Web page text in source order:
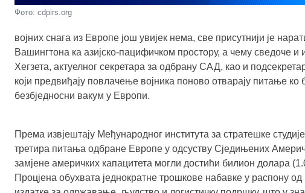
Фото: cdpirs.org
војних снага из Европе још увијек нема, све присутнији је
Вашингтона ка азијско-пацифичком простору, а чему сведоче и
Хегзета, актуелног секретара за одбрану САД, као и
који предвиђају повлачење војника поново отварају питање ко
безбједносни вакум у Европи.
Према извјештају Међународног института за стратешке
третира питања одбране Европе у одсуству Сједињених
замјене америчких капацитета могли достићи билион долара
Процјена обухвата једнократне трошкове набавке у распону